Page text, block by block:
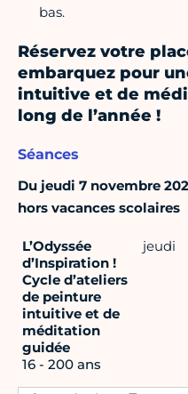
bas.
Réservez votre
embarquez pour
intuitive et de
long de l’année !
Séances
Du jeudi 7 novembre
hors vacances scolaires
L’Odyssée
d’Inspiration !
Cycle d’ateliers
de peinture
intuitive et de
méditation
guidée
16 - 200 ans
jeudi